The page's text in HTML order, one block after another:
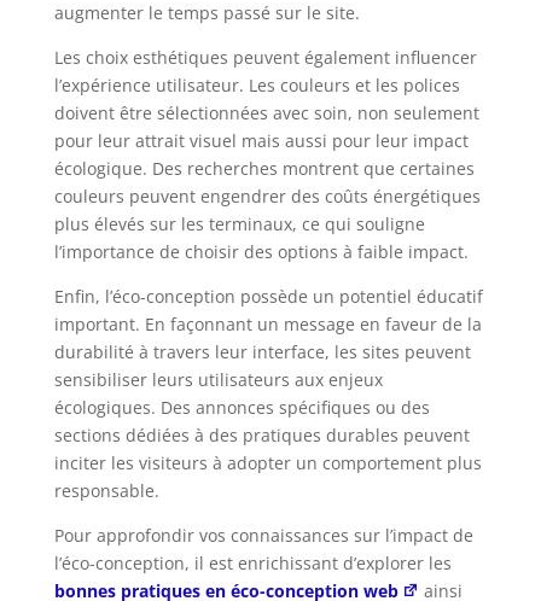
augmenter le temps passé sur le site.
Les choix esthétiques peuvent également influencer
l’expérience utilisateur. Les couleurs et les polices
doivent être sélectionnées avec soin, non seulement
pour leur attrait visuel mais aussi pour leur impact
écologique. Des recherches montrent que certaines
couleurs peuvent engendrer des coûts énergétiques
plus élevés sur les terminaux, ce qui souligne
l’importance de choisir des options à faible impact.
Enfin, l’éco-conception possède un potentiel éducatif
important. En façonnant un message en faveur de la
durabilité à travers leur interface, les sites peuvent
sensibiliser leurs utilisateurs aux enjeux
écologiques. Des annonces spécifiques ou des
sections dédiées à des pratiques durables peuvent
inciter les visiteurs à adopter un comportement plus
responsable.
Pour approfondir vos connaissances sur l’impact de
l’éco-conception, il est enrichissant d’explorer les
bonnes pratiques en éco-conception web
ainsi